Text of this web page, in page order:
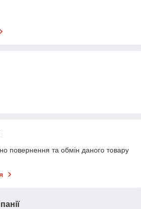
повернення та обмін даного товару